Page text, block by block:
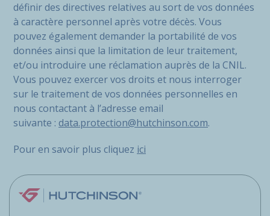
définir des directives relatives au sort de vos données
à caractère personnel après votre décès. Vous
pouvez également demander la portabilité de vos
données ainsi que la limitation de leur traitement,
et/ou introduire une réclamation auprès de la CNIL.
Vous pouvez exercer vos droits et nous interroger
sur le traitement de vos données personnelles en
nous contactant à l’adresse email
suivante : data.protection@hutchinson.com.
Pour en savoir plus cliquez ici